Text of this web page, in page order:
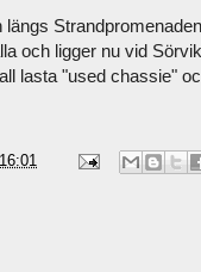
och ligger nu vid
lasta "used chassie"
16:01